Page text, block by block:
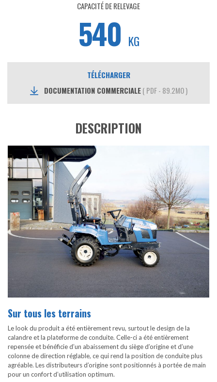
CAPACITÉ DE RELEVAGE
540 KG
TÉLÉCHARGER
DOCUMENTATION COMMERCIALE( PDF - 89.2MO )
DESCRIPTION
Sur tous les terrains
Le look du produit a été entièrement revu, surtout le design de la
calandre et la plateforme de conduite. Celle-ci a été entièrement
repensée et bénéficie d’un abaissement du siège d’origine et d’une
colonne de direction réglable, ce qui rend la position de conduite plus
agréable. Les distributeurs d’origine sont positionnés à portée de main
pour un confort d’utilisation optimum.